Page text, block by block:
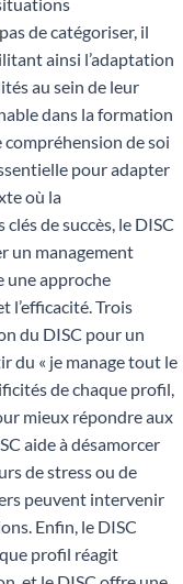
de catégoriser, il
ainsi l’adaptation
au sein de leur
dans la formation
de soi
pour adapter
où la
de succès, le DISC
un management
une approche
l’efficacité. Trois
du DISC pour un
du « je manage tout le
de chaque profil,
mieux répondre aux
aide à désamorcer
de stress ou de
peuvent intervenir
Enfin, le DISC
profil réagit